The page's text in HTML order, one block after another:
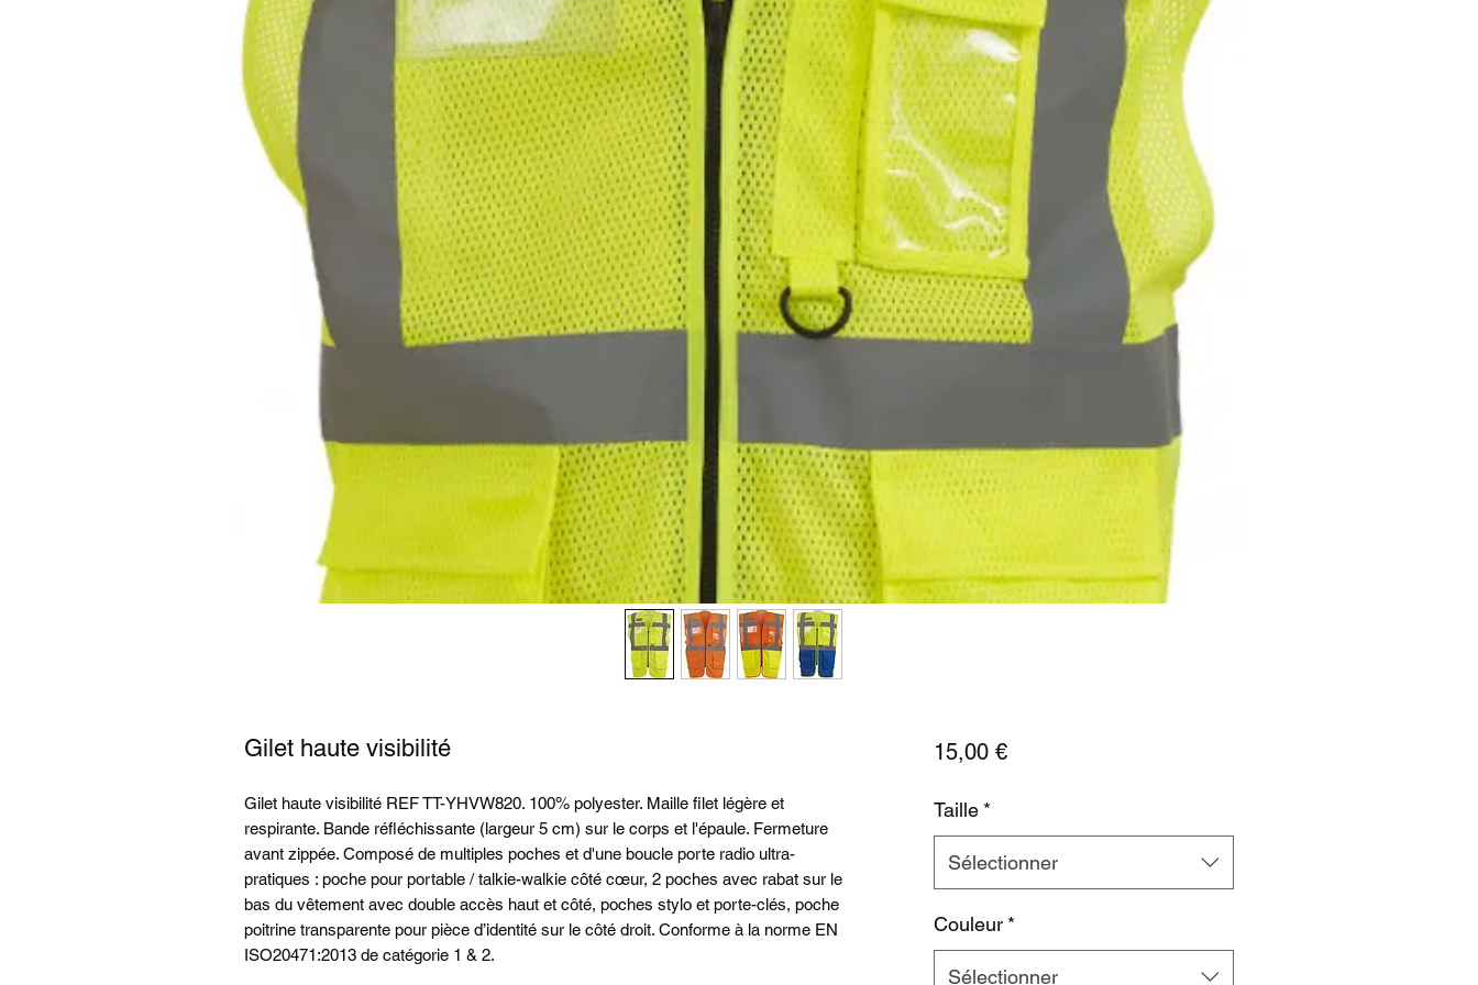
Gilet haute visibilité
Gilet haute visibilité REF TT-YHVW820. 100% polyester. Maille filet légère et
respirante. Bande réfléchissante (largeur 5 cm) sur le corps et l'épaule. Fermeture
avant zippée. Composé de multiples poches et d'une boucle porte radio ultra-
pratiques : poche pour portable / talkie-walkie côté cœur, 2 poches avec rabat sur le
bas du vêtement avec double accès haut et côté, poches stylo et porte-clés, poche
poitrine transparente pour pièce d’identité sur le côté droit. Conforme à la norme EN
ISO20471:2013 de catégorie 1 & 2.
15,00 €Prix
Taille *
Sélectionner
Couleur *
Sélectionner